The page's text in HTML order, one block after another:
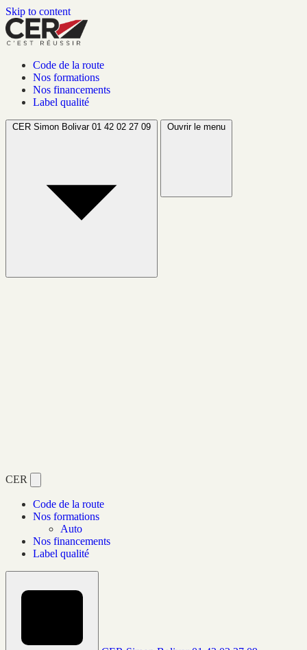
Skip to content
Code de la route
Nos formations
Nos financements
Label qualité
CER Simon Bolivar 01 42 02 27 09 Ouvrir le menu
CER
Code de la route
Nos formations
Auto
Nos financements
Label qualité